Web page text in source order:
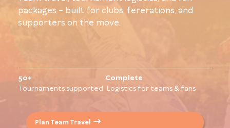
packages – built for clubs, fererations, and
supporters on the move.
50+
Complete
Tournaments supported Logistics for teams & fans
Plan Team Travel